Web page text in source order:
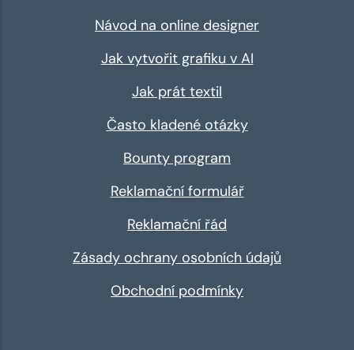
Návod na online designer
Jak vytvořit grafiku v AI
Jak prát textil
Často kladené otázky
Bounty program
Reklamační formulář
Reklamační řád
Zásady ochrany osobních údajů
Obchodní podmínky